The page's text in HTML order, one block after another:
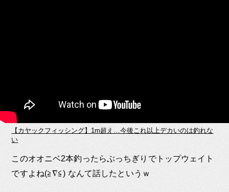
【カヤックフィッシング】1m超え…今後これ以上デカいのは釣れな
い
このオオニベ2本釣ったらぶっちぎりでトップウェイト
ですよね(≧∇≦) なんて話したというｗ